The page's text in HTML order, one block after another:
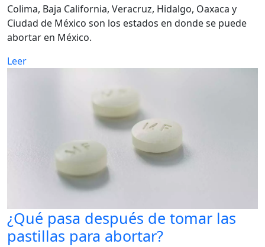
Colima, Baja California, Veracruz, Hidalgo, Oaxaca y
Ciudad de México son los estados en donde se puede
abortar en México.
Leer
¿Qué pasa después de tomar las
pastillas para abortar?